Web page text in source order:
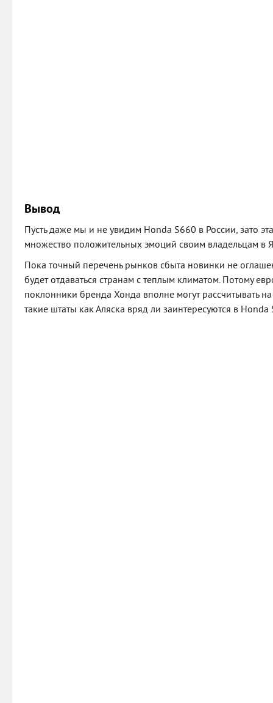
Вывод
Пусть даже мы и не увидим Honda S660 в России, зато
множество положительных эмоций своим владельцам в
Пока точный перечень рынков сбыта новинки не
будет отдаваться странам с теплым климатом. Потому
поклонники бренда Хонда вполне могут рассчитывать
такие штаты как Аляска вряд ли заинтересуются в Honda